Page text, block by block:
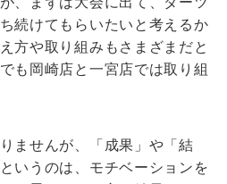
続けてもらいたいと考えるか
方や取り組みもさまざまだと
も岡崎店と一宮店では取り組
ませんが、「成果」や「結
いうのは、モチベーションを